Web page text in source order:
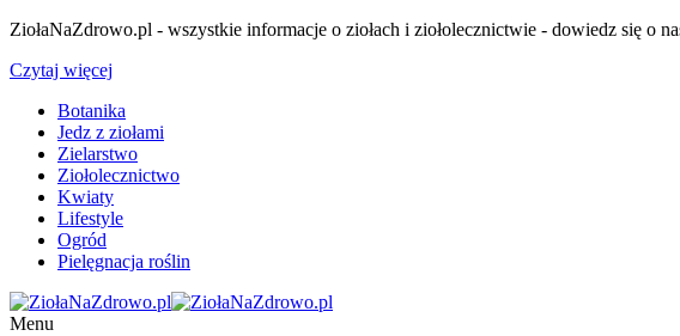
ZiołaNaZdrowo.pl - wszystkie informacje o ziołach i ziołolecznictwie - dowiedz się o
Czytaj więcej
Botanika
Jedz z ziołami
Zielarstwo
Ziołolecznictwo
Kwiaty
Lifestyle
Ogród
Pielęgnacja roślin
Menu